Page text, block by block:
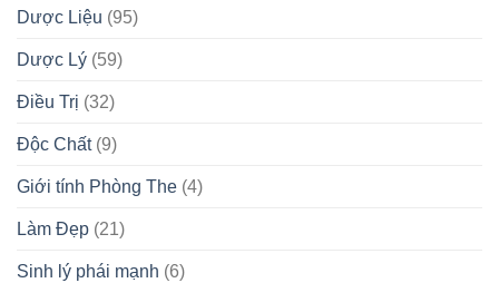
Dược Liệu (95)
Dược Lý (59)
Điều Trị (32)
Độc Chất(9)
Giới tính Phòng The (4)
Làm Đẹp (21)
Sinh lý phái mạnh (6)